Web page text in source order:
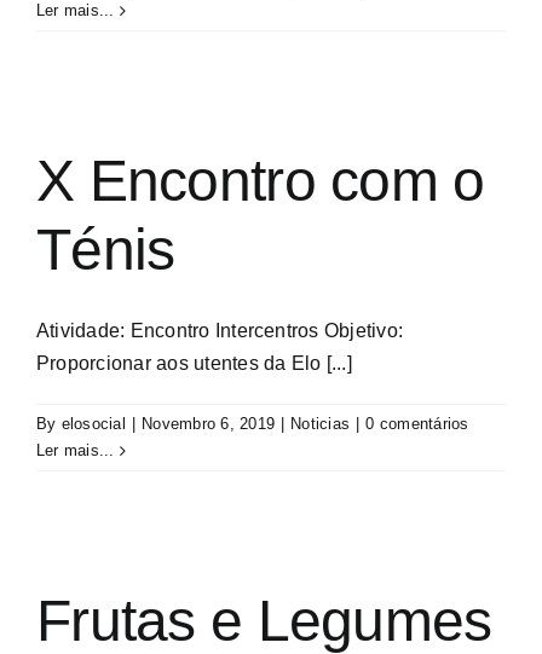
Ler mais...
X Encontro com o
Ténis
Atividade: Encontro Intercentros Objetivo:
Proporcionar aos utentes da Elo [...]
By elosocial Novembro 6, 2019 Noticias
0 comentários
Ler mais...
Frutas e Legumes